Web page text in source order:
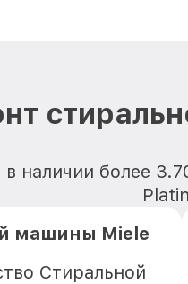
наличии более
машины Miele
Стиральной